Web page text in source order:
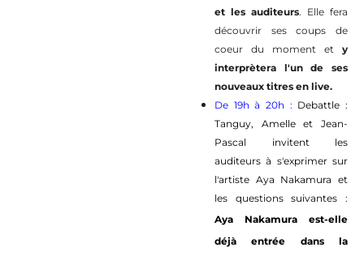
et les auditeurs. Elle fera
découvrir ses coups de
coeur du moment et y
interprètera l'un de ses
nouveaux titres en live.
De 19h à 20h : Debattle :
Tanguy, Amelle et Jean-
Pascal invitent les
auditeurs à s'exprimer sur
l'artiste Aya Nakamura et
les questions suivantes :
Aya Nakamura est-elle
déjà entrée dans la